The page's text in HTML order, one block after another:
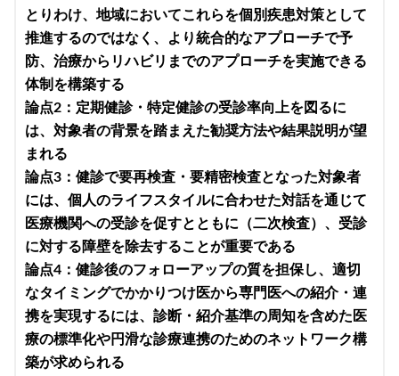
とりわけ、地域においてこれらを個別疾患対策として
推進するのではなく、より統合的なアプローチで予
防、治療からリハビリまでのアプローチを実施できる
体制を構築する
論点2：定期健診・特定健診の受診率向上を図るに
は、対象者の背景を踏まえた勧奨方法や結果説明が望
まれる
論点3：健診で要再検査・要精密検査となった対象者
には、個人のライフスタイルに合わせた対話を通じて
医療機関への受診を促すとともに（二次検査）、受診
に対する障壁を除去することが重要である
論点4：健診後のフォローアップの質を担保し、適切
なタイミングでかかりつけ医から専門医への紹介・連
携を実現するには、診断・紹介基準の周知を含めた医
療の標準化や円滑な診療連携のためのネットワーク構
築が求められる